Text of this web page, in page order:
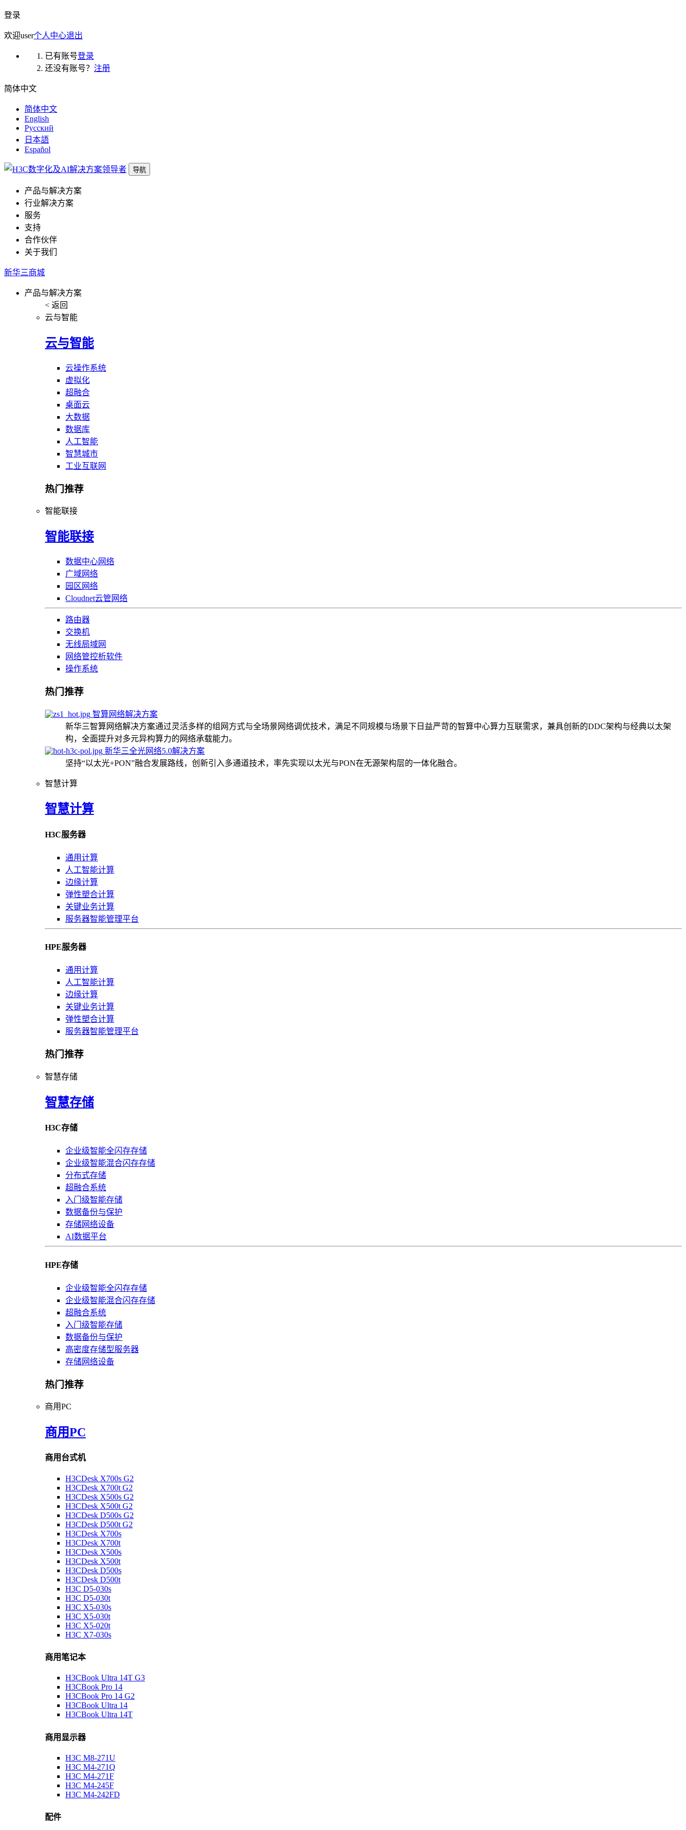
登录
欢迎user个人中心退出
已有账号登录
还没有账号？ 注册
简体中文
简体中文
English
Русский
日本語
Español
导航
产品与解决方案
行业解决方案
服务
支持
合作伙伴
关于我们
新华三商城
产品与解决方案
< 返回
云与智能
云与智能
云操作系统
虚拟化
超融合
桌面云
大数据
数据库
人工智能
智慧城市
工业互联网
热门推荐
智能联接
智能联接
数据中心网络
广域网络
园区网络
Cloudnet云管网络
路由器
交换机
无线局域网
网络管控析软件
操作系统
热门推荐
智算网络解决方案
新华三智算网络解决方案通过灵活多样的组网方式与全场景网络调优技术，满足不同规模与场景下日益严苛的智算中心算力互联需求，兼具创新的DDC架构与经典以太架
构，全面提升对多元异构算力的网络承载能力。
新华三全光网络5.0解决方案
坚持“以太光+PON”融合发展路线，创新引入多通道技术，率先实现以太光与PON在无源架构层的一体化融合。
智慧计算
智慧计算
H3C服务器
通用计算
人工智能计算
边缘计算
弹性塑合计算
关键业务计算
服务器智能管理平台
HPE服务器
通用计算
人工智能计算
边缘计算
关键业务计算
弹性塑合计算
服务器智能管理平台
热门推荐
智慧存储
智慧存储
H3C存储
企业级智能全闪存存储
企业级智能混合闪存存储
分布式存储
超融合系统
入门级智能存储
数据备份与保护
存储网络设备
AI数据平台
HPE存储
企业级智能全闪存存储
企业级智能混合闪存存储
超融合系统
入门级智能存储
数据备份与保护
高密度存储型服务器
存储网络设备
热门推荐
商用PC
商用PC
商用台式机
H3CDesk X700s G2
H3CDesk X700t G2
H3CDesk X500s G2
H3CDesk X500t G2
H3CDesk D500s G2
H3CDesk D500t G2
H3CDesk X700s
H3CDesk X700t
H3CDesk X500s
H3CDesk X500t
H3CDesk D500s
H3CDesk D500t
H3C D5-030s
H3C D5-030t
H3C X5-030s
H3C X5-030t
H3C X5-020t
H3C X7-030s
商用笔记本
H3CBook Ultra 14T G3
H3CBook Pro 14
H3CBook Pro 14 G2
H3CBook Ultra 14
H3CBook Ultra 14T
商用显示器
H3C M8-271U
H3C M4-271Q
H3C M4-271F
H3C M4-245F
H3C M4-242FD
配件